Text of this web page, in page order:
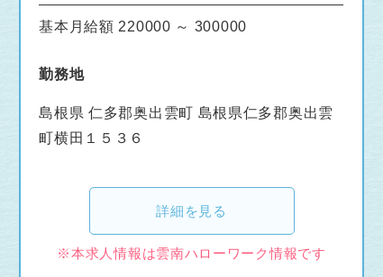
基本月給額 220000 ～ 300000
勤務地
島根県 仁多郡奥出雲町 島根県仁多郡奥出雲
町横田１５３６
詳細を見る
※本求人情報は雲南ハローワーク情報です